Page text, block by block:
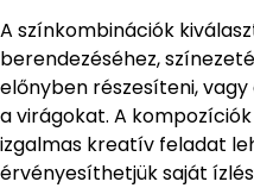
A színkombinációk
berendezéséhez,
előnyben részesíteni,
a virágokat. A
izgalmas kreatív feladat
érvényesíthetjük saját